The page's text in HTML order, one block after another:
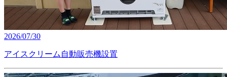
2026/07/30
アイスクリーム自動販売機設置